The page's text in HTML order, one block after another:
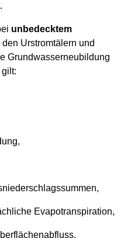
unbedecktem
den Urstromtälern und
Grundwasserneubildung
Evapotranspiration,